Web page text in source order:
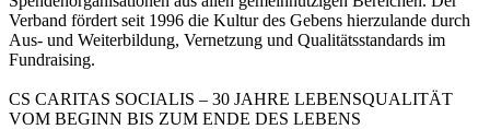
Verband fördert seit 1996 die Kultur des Gebens hierzulande durch
Aus- und Weiterbildung, Vernetzung und Qualitätsstandards im
Fundraising.
CS CARITAS SOCIALIS – 30 JAHRE LEBENSQUALITÄT
VOM BEGINN BIS ZUM ENDE DES LEBENS